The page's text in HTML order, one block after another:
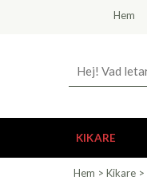
Hem
KIKARE
Hem > Kikare >